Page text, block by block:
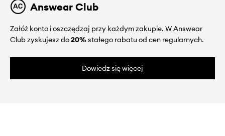
Answear Club
Załóż konto i oszczędzaj przy każdym zakupie. W Answear
Club zyskujesz do20%stałego rabatu od cen regularnych.
Dowiedz się więcej